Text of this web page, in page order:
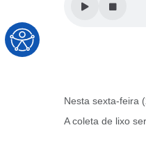
Nesta sexta-feira
A coleta de lixo